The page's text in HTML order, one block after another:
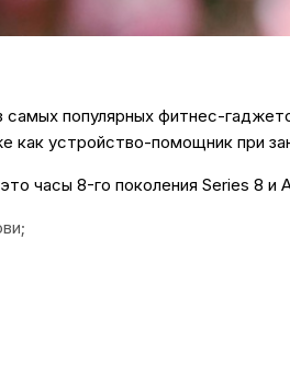
популярных фитнес-
как устройство-помощник при
часы 8-го поколения Series 8 и